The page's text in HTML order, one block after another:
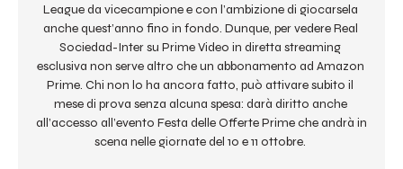
League da vicecampione e con l’ambizione di giocarsela
anche quest’anno fino in fondo. Dunque, per vedere Real
Sociedad-Inter su Prime Video in diretta streaming
esclusiva non serve altro che un abbonamento ad Amazon
Prime. Chi non lo ha ancora fatto, può attivare subito il
mese di prova senza alcuna spesa: darà diritto anche
all’accesso all’evento Festa delle Offerte Prime che andrà in
scena nelle giornate del 10 e 11 ottobre.